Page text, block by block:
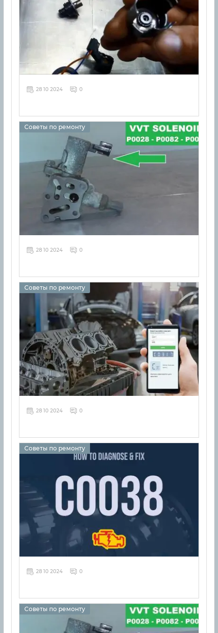
28 10 2024 0
Советы по ремонту
28 10 2024 0
Советы по ремонту
28 10 2024 0
Советы по ремонту
28 10 2024 0
Советы по ремонту